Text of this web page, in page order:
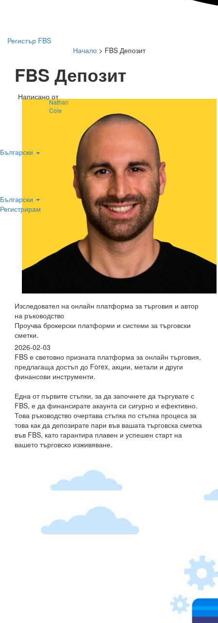
Български
Български
Регистрирам
Регистър FBS
Начало > FBS Депозит
FBS Депозит
Написано от
Nathan
Cole
Изследовател на онлайн платформа за търговия и автор
на ръководство
Проучва брокерски платформи и системи за търговски
сметки.
2026-02-03
FBS е световно призната платформа за онлайн търговия,
предлагаща достъп до Forex, акции, метали и други
финансови инструменти.
Една от първите стъпки, за да започнете да търгувате с
FBS, е да финансирате акаунта си сигурно и ефективно.
Това ръководство очертава стъпка по стъпка процеса за
това как да депозирате пари във вашата търговска сметка
във FBS, като гарантира плавен и успешен старт на
вашето търговско изживяване.